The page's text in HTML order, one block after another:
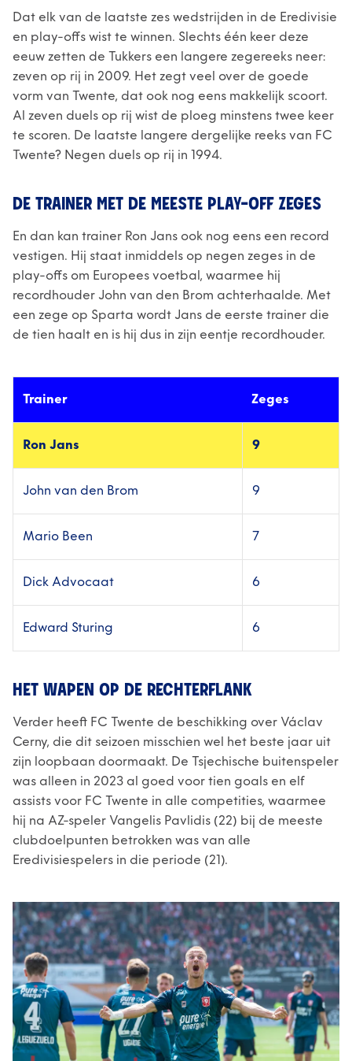
Dat elk van de laatste zes wedstrijden in de Eredivisie
en play-offs wist te winnen. Slechts één keer deze
eeuw zetten de Tukkers een langere zegereeks neer:
zeven op rij in 2009. Het zegt veel over de goede
vorm van Twente, dat ook nog eens makkelijk scoort.
Al zeven duels op rij wist de ploeg minstens twee keer
te scoren. De laatste langere dergelijke reeks van FC
Twente? Negen duels op rij in 1994.
DE TRAINER MET DE MEESTE PLAY-OFF ZEGES
En dan kan trainer Ron Jans ook nog eens een record
vestigen. Hij staat inmiddels op negen zeges in de
play-offs om Europees voetbal, waarmee hij
recordhouder John van den Brom achterhaalde. Met
een zege op Sparta wordt Jans de eerste trainer die
de tien haalt en is hij dus in zijn eentje recordhouder.
Trainer Zeges
Ron Jans 9
John van den Brom 9
Mario Been 7
Dick Advocaat 6
Edward Sturing 6
HET WAPEN OP DE RECHTERFLANK
Verder heeft FC Twente de beschikking over Václav
Cerny, die dit seizoen misschien wel het beste jaar uit
zijn loopbaan doormaakt. De Tsjechische buitenspeler
was alleen in 2023 al goed voor tien goals en elf
assists voor FC Twente in alle competities, waarmee
hij na AZ-speler Vangelis Pavlidis (22) bij de meeste
clubdoelpunten betrokken was van alle
Eredivisiespelers in die periode (21).